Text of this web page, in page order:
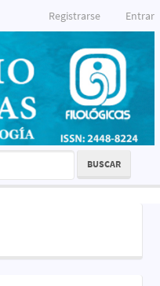
Registrarse Entrar
BUSCAR